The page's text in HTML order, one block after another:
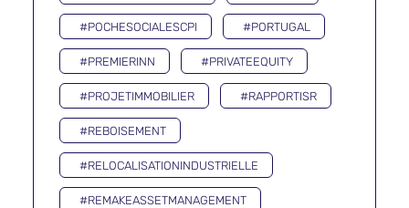
#POCHESOCIALESCPI #PORTUGAL
#PREMIERINN #PRIVATEEQUITY
#PROJETIMMOBILIER #RAPPORTISR
#REBOISEMENT
#RELOCALISATIONINDUSTRIELLE
#REMAKEASSETMANAGEMENT